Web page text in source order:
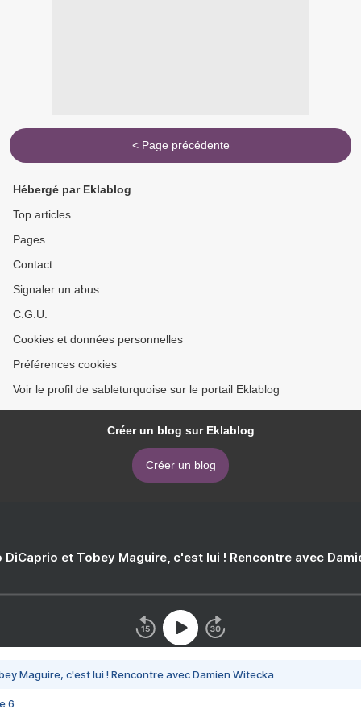
< Page précédente
Hébergé par Eklablog
Top articles
Pages
Contact
Signaler un abus
C.G.U.
Cookies et données personnelles
Préférences cookies
Voir le profil de sableturquoise sur le portail Eklablog
Créer un blog sur Eklablog
Créer un blog
DiCaprio et Tobey Maguire, c'est lui ! Rencontre avec
Maguire, c'est lui ! Rencontre avec Damien Witecka
6